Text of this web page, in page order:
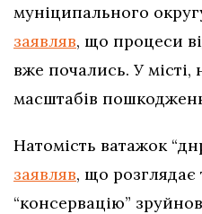
муніципального
заявляв, що процеси
вже почались. У місті,
масштабів
Натомість ватажок
заявляв, що розглядає
“консервацію”